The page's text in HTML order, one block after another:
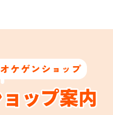
オケゲンショップ